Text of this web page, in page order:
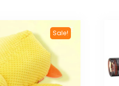
Sale!